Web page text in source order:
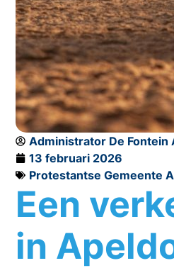
Administrator De Fontein
13 februari 2026
Protestantse Gemeente
Een
in